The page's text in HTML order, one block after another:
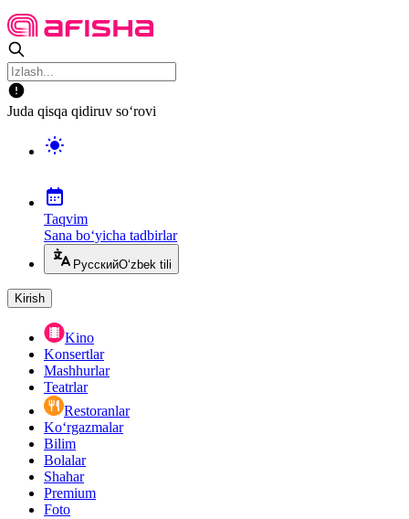
Juda qisqa qidiruv so‘rovi
Taqvim
Sana bo‘yicha tadbirlar
РусскийO‘zbek tili
Kirish
Kino
Konsertlar
Mashhurlar
Teatrlar
Restoranlar
Ko‘rgazmalar
Bilim
Bolalar
Shahar
Premium
Foto